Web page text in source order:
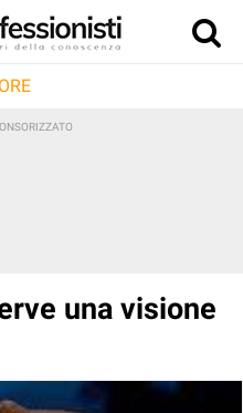
una visione